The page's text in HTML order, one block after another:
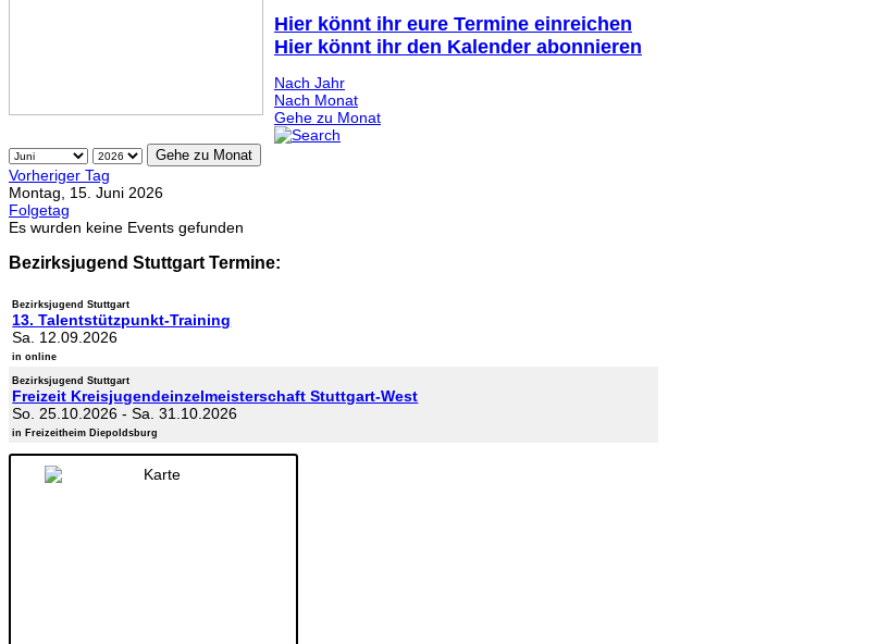
Hier könnt ihr eure Termine einreichen
Hier könnt ihr den Kalender abonnieren
Nach Jahr
Nach Monat
Gehe zu Monat
Gehe zu Monat
Vorheriger Tag
Montag, 15. Juni 2026
Folgetag
Es wurden keine Events gefunden
Bezirksjugend Stuttgart Termine:
Bezirksjugend Stuttgart
13. Talentstützpunkt-Training
Sa. 12.09.2026
in online
Bezirksjugend Stuttgart
Freizeit Kreisjugendeinzelmeisterschaft Stuttgart-West
So. 25.10.2026 -Sa. 31.10.2026
in Freizeitheim Diepoldsburg